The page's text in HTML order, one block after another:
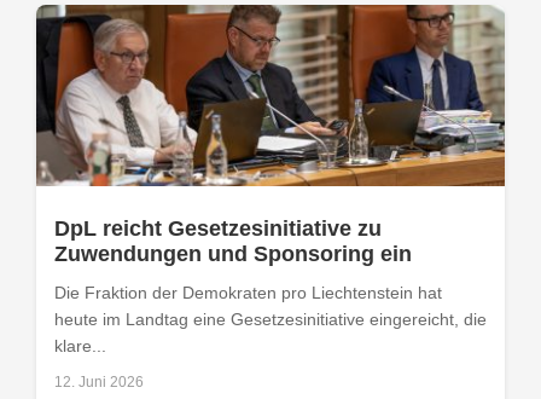
DpL reicht Gesetzesinitiative zu
Zuwendungen und Sponsoring ein
Die Fraktion der Demokraten pro Liechtenstein hat
heute im Landtag eine Gesetzesinitiative eingereicht, die
klare...
12. Juni 2026